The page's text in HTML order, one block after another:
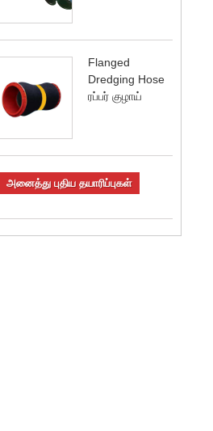
Flanged
Dredging Hose
ரப்பர் குழாய்
அனைத்து புதிய தயாரிப்புகள்